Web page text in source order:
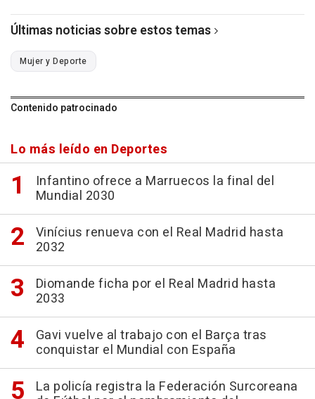
Últimas noticias sobre estos temas
Mujer y Deporte
Contenido patrocinado
Lo más leído en Deportes
Infantino ofrece a Marruecos la final del
Mundial 2030
Vinícius renueva con el Real Madrid hasta
2032
Diomande ficha por el Real Madrid hasta
2033
Gavi vuelve al trabajo con el Barça tras
conquistar el Mundial con España
La policía registra la Federación Surcoreana